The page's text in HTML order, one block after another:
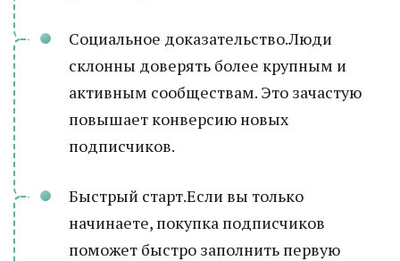
Социальное доказательство.Люди
склонны доверять более крупным и
активным сообществам. Это зачастую
повышает конверсию новых
подписчиков.
Быстрый старт.Если вы только
начинаете, покупка подписчиков
поможет быстро заполнить первую